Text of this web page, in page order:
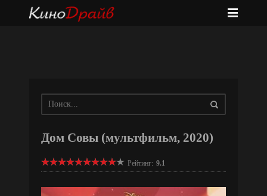
Дом Совы (мультфильм, 2020)
Рейтинг: 9.1